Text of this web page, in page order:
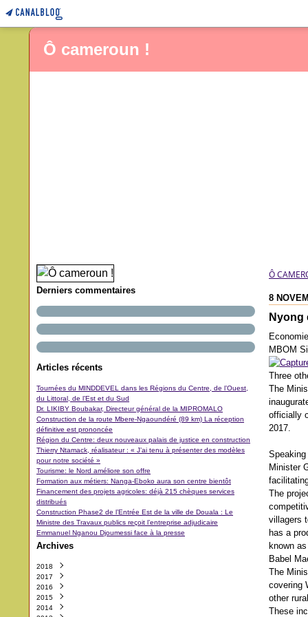
Ô cameroun !
Derniers commentaires
Articles récents
Tournées du MINDDEVEL dans les Régions du Centre, de l’Ouest,
du Littoral, de l’Est et du Sud
Dr. LIKIBY Boubakar, Directeur général de la MIPROMALO
Construction de la route Mbere-Ngaoundéré (89 km) La réception
définitive est prononcée
Région du Centre: deux nouveaux palais de justice en construction
Thierry Ntamack, réalisateur : « J’ai tenu à présenter des modèles
pour notre société »
Tourisme: le Nord améliore son offre
Formation aux métiers: Nanga-Eboko aura son centre bientôt
Financement des projets agricoles: déjà 215 chèques services
distribués
Construction Phase2 de l’Entrée Est de la ville de Douala : Le
Ministre des Travaux publics reçoit l’entreprise adjudicaire
Emmanuel Nganou Djoumessi face à la presse
Archives
2018
Octobre
Septembre
Août
Juillet
2017
Décembre
Novembre
Octobre
2016
Décembre
Novembre
2015
Décembre
2014
Ô
8
Nyong
Economie
MBOM
Three
The
officially
2017.
Minister
The
villagers
has a
known
Babel
The
covering
other
These